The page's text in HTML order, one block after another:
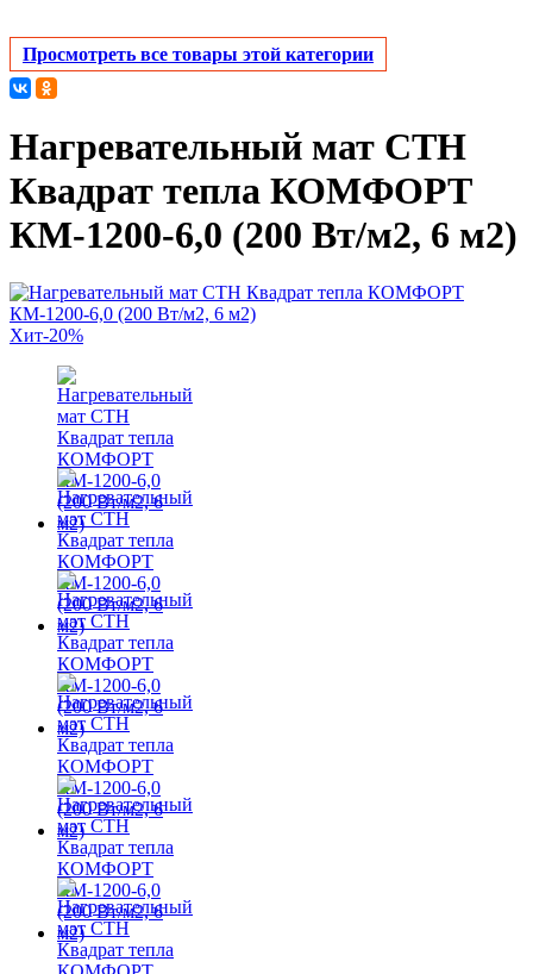
Просмотреть все товары этой категории
Нагревательный мат СТН
Квадрат тепла КОМФОРТ
КМ-1200-6,0 (200 Вт/м2, 6 м2)
Хит-20%